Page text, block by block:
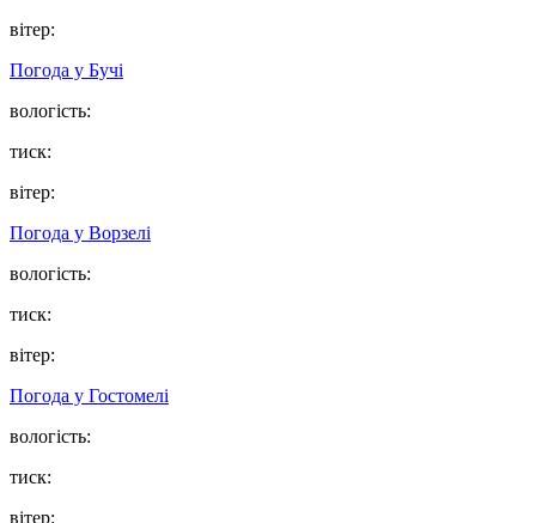
вітер:
Погода у Бучі
вологість:
тиск:
вітер:
Погода у Ворзелі
вологість:
тиск:
вітер:
Погода у Гостомелі
вологість:
тиск:
вітер: